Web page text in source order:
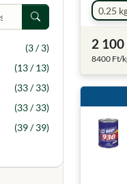
(3 / 3)
(13 / 13)
(33 / 33)
(33 / 33)
(39 / 39)
0.25
2
8400 Ft/